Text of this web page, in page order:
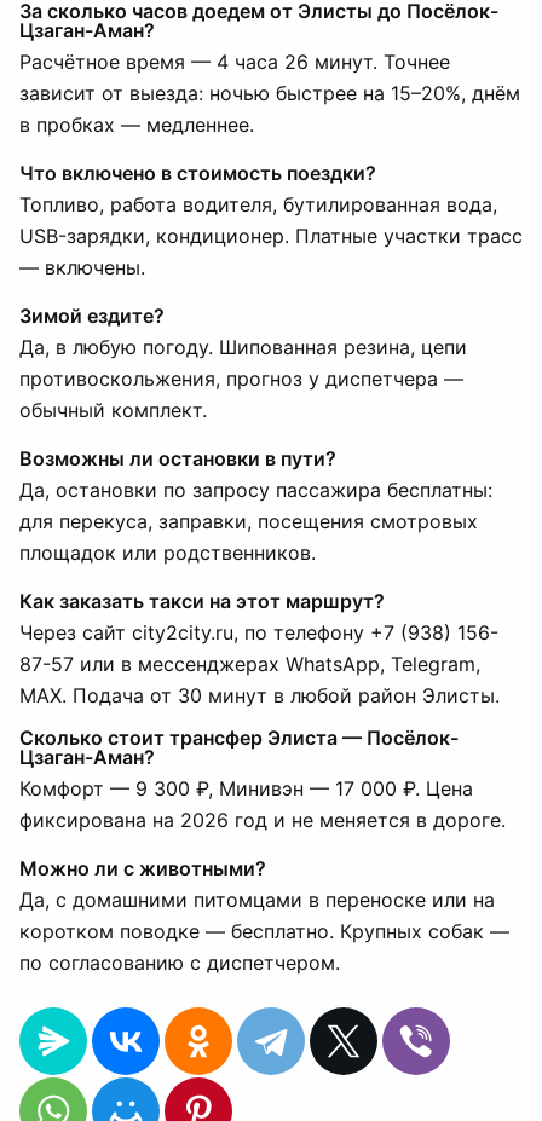
За сколько часов доедем от Элисты до Посёлок-
Цзаган-Аман?
Расчётное время — 4 часа 26 минут. Точнее
зависит от выезда: ночью быстрее на 15–20%, днём
в пробках — медленнее.
Что включено в стоимость поездки?
Топливо, работа водителя, бутилированная вода,
USB-зарядки, кондиционер. Платные участки трасс
— включены.
Зимой ездите?
Да, в любую погоду. Шипованная резина, цепи
противоскольжения, прогноз у диспетчера —
обычный комплект.
Возможны ли остановки в пути?
Да, остановки по запросу пассажира бесплатны:
для перекуса, заправки, посещения смотровых
площадок или родственников.
Как заказать такси на этот маршрут?
Через сайт city2city.ru, по телефону +7 (938) 156-
87-57 или в мессенджерах WhatsApp, Telegram,
MAX. Подача от 30 минут в любой район Элисты.
Сколько стоит трансфер Элиста — Посёлок-
Цзаган-Аман?
Комфорт — 9 300 ₽, Минивэн — 17 000 ₽. Цена
фиксирована на 2026 год и не меняется в дороге.
Можно ли с животными?
Да, с домашними питомцами в переноске или на
коротком поводке — бесплатно. Крупных собак —
по согласованию с диспетчером.